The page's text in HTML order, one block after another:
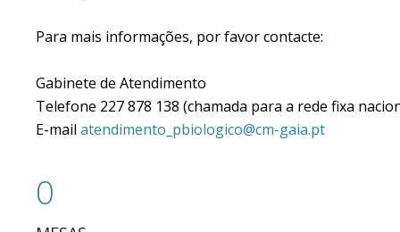
Para mais informações, por favor contacte:
Gabinete de Atendimento
Telefone 227 878 138 (chamada para a rede fixa
E-mail atendimento_pbiologico@cm-gaia.pt
0